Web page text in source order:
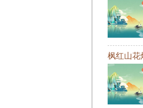
枫红山花